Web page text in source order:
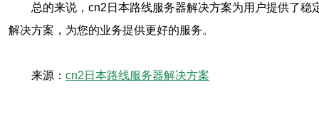
总的来说，cn2日本路线服务器解决方案为用户提供了
解决方案，为您的业务提供更好的服务。
来源： cn2日本路线服务器解决方案